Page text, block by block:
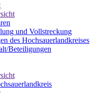
und Vollstreckung
des Hochsauerlandkreises
Beteiligungen